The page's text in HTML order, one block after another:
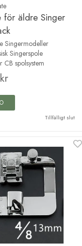
för äldre Singer
Singermodeller
Singerspole
CB spolsystem
Tillfälligt slut